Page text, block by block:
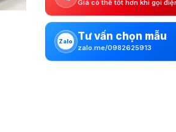
Giá có thể tốt hơn khi gọi
Zalo Tư vấn chọn mẫu
zalo.me/0982625913